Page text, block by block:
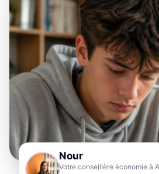
Nour
Votre conseillère économie à